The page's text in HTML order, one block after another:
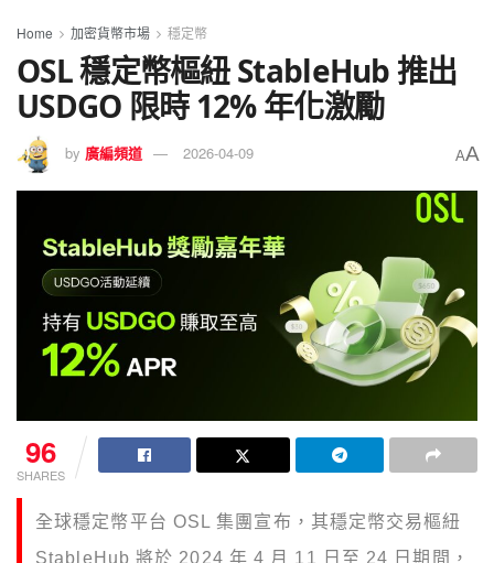
Home 加密貨幣市場 穩定幣
OSL 穩定幣樞紐 StableHub 推出
USDGO 限時 12% 年化激勵
by 廣編頻道 2026-04-09 AA
96
SHARES
全球穩定幣平台 OSL 集團宣布，其穩定幣交易樞紐
StableHub 將於 2024 年 4 月 11 日至 24 日期間，